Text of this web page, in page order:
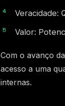
Veracidade:
Valor:
Com o avanço
acesso a uma
internas.